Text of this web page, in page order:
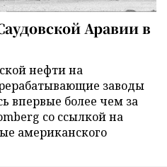
Аравии в
нефти на
заводы
впервые более чем за
со ссылкой на
американского